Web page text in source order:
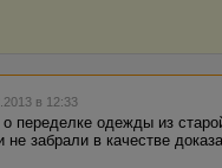
в 12:33
переделке одежды из
забрали в качестве